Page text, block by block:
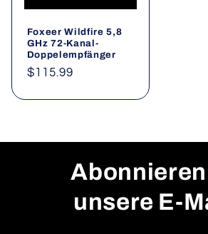
Foxeer Wildfire 5,8
GHz 72-Kanal-
Doppelempfänger
Normaler
$115.99
unsere E-